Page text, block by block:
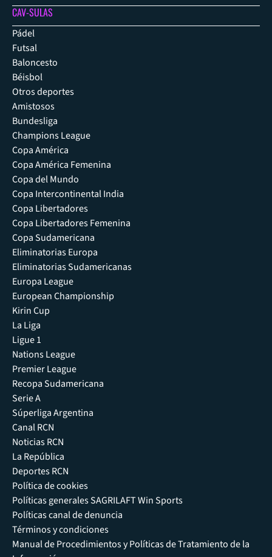
CAV-SULAS
Pádel
Futsal
Baloncesto
Béisbol
Otros deportes
Amistosos
Bundesliga
Champions League
Copa América
Copa América Femenina
Copa del Mundo
Copa Intercontinental India
Copa Libertadores
Copa Libertadores Femenina
Copa Sudamericana
Eliminatorias Europa
Eliminatorias Sudamericanas
Europa League
European Championship
Kirin Cup
La Liga
Ligue 1
Nations League
Premier League
Recopa Sudamericana
Serie A
Súperliga Argentina
Canal RCN
Noticias RCN
La República
Deportes RCN
Política de cookies
Políticas generales SAGRILAFT Win Sports
Políticas canal de denuncia
Términos y condiciones
Manual de Procedimientos y Políticas de Tratamiento de la